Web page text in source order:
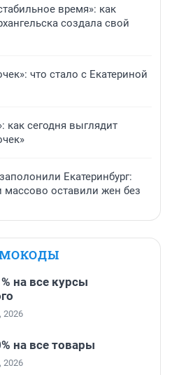
время»: как
создала свой
что стало с Екатериной
как сегодня выглядит
Екатеринбург:
массово оставили жен без
на все курсы
2026
на все товары
2026